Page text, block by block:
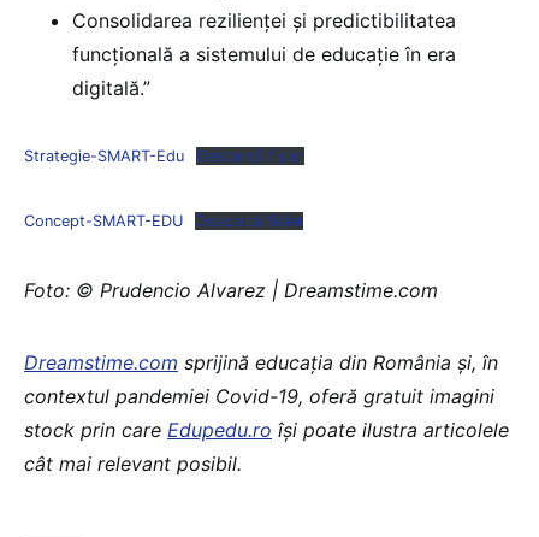
Consolidarea rezilienței și predictibilitatea
funcțională a sistemului de educație în era
digitală.”
Strategie-SMART-Edu Descarcă fișier
Concept-SMART-EDU Descarcă fișier
Foto: © Prudencio Alvarez | Dreamstime.com
Dreamstime.com sprijină educaţia din România şi, în
contextul pandemiei Covid-19, oferă gratuit imagini
stock prin care Edupedu.ro îşi poate ilustra articolele
cât mai relevant posibil.